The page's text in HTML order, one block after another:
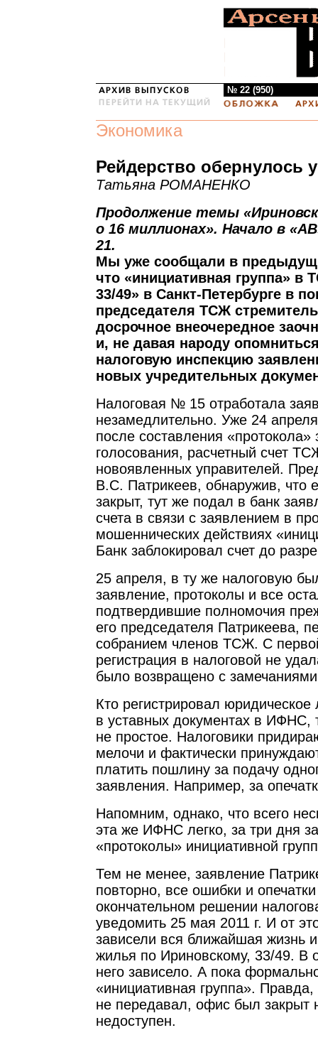
№ 22 (950)
Экономика
Рейдерство обернулось
Татьяна РОМАНЕНКО
Продолжение темы
о 16 миллионах». Начало в
21.
Мы уже сообщали в
что «инициативная группа» в
33/49» в Санкт-Петербурге в
председателя ТСЖ
досрочное внеочередное
и, не давая народу
налоговую инспекцию
новых учредительных
Налоговая № 15 отработала
незамедлительно. Уже 24
после составления «протокола»
голосования, расчетный счет
новоявленных управителей.
В.С. Патрикеев, обнаружив, что
закрыт, тут же подал в банк
счета в связи с заявлением в
мошеннических действиях
Банк заблокировал счет до
25 апреля, в ту же налоговую
заявление, протоколы и все
подтвердившие полномочия
его председателя Патрикеева,
собранием членов ТСЖ. С
регистрация в налоговой не
было возвращено с
Кто регистрировал
в уставных документах в ИФНС,
не простое. Налоговики
мелочи и фактически
платить пошлину за подачу
заявления. Например, за
Напомним, однако, что всего
эта же ИФНС легко, за три дня
«протоколы» инициативной
Тем не менее, заявление
повторно, все ошибки и
окончательном решении
уведомить 25 мая 2011 г. И от
зависели вся ближайшая жизнь
жилья по Ириновскому, 33/49. В
него зависело. А пока
«инициативная группа».
не передавал, офис был закрыт
недоступен.